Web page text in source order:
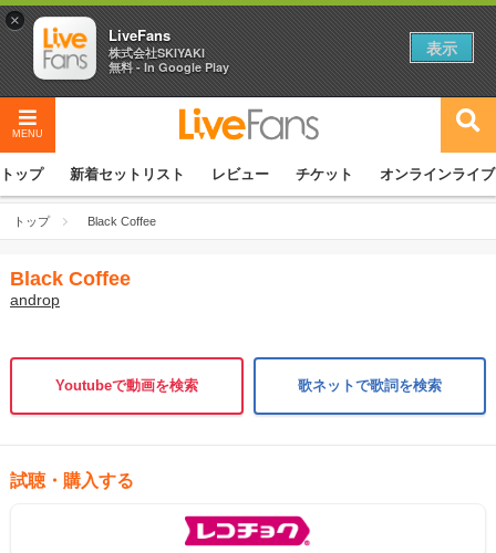
MENU
トップ 新着セットリスト レビュー チケット オンラインライブ
トップ Black Coffee
Black Coffee
androp
Youtubeで動画を検索 歌ネットで歌詞を検索
試聴・購入する
×
LiveFans
株式会社SKIYAKI
無料 - In Google Play
表示